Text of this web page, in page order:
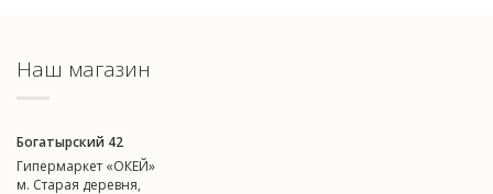
Наш магазин
Богатырский 42
Гипермаркет «ОКЕЙ»
м. Старая деревня,